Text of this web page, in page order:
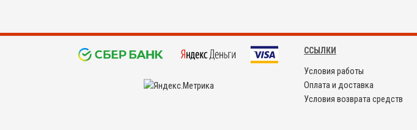
ССЫЛКИ
Условия работы
Оплата и доставка
Условия возврата средств